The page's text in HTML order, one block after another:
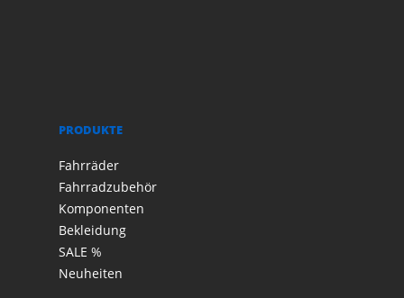
PRODUKTE
Fahrräder
Fahrradzubehör
Komponenten
Bekleidung
SALE %
Neuheiten